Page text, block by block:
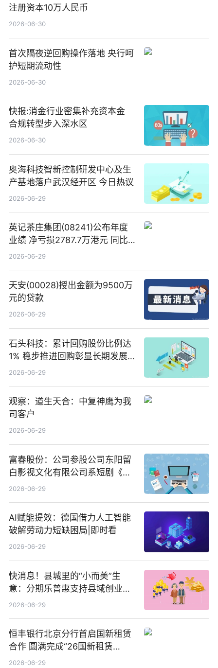
注册资本10万人民币
2026-06-30
首次隔夜逆回购操作落地 央行呵
护短期流动性
2026-06-30
快报:消金行业密集补充资本金
合规转型步入深水区
2026-06-30
奥海科技智新控制研发中心及生
产基地落户武汉经开区 今日热议
2026-06-29
英记茶庄集团(08241)公布年度
业绩 净亏损2787.7万港元 同比
扩大65.15% 焦点速读
2026-06-29
天安(00028)授出金额为9500万
元的贷款
2026-06-29
石头科技：累计回购股份比例达
1% 稳步推进回购彰显长期发展
信心 新动态
2026-06-29
观察：道生天合：中复神鹰为我
司客户
2026-06-29
富春股份：公司参股公司东阳留
白影视文化有限公司系短剧《风
声之双生谜局》的出品方 热门看
2026-06-29
AI赋能提效：德国借力人工智能
破解劳动力短缺困局|即时看
2026-06-29
快消息！县城里的“小而美”生
意：分期乐普惠支持县域创业者
扎根生长
2026-06-29
恒丰银行北京分行首启国新租赁
合作 圆满完成“26国新租赁
SCP003”发行_焦点精选
2026-06-29